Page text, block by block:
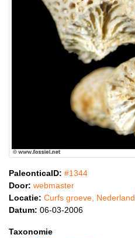
PaleonticaID: #1344
Door: webmaster
Locatie: Curfs groeve, Nederland
Datum: 06-03-2006
Taxonomie